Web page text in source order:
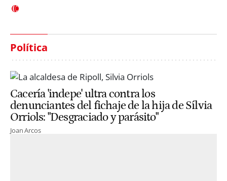
Política
Cacería 'indepe' ultra contra los
denunciantes del fichaje de la hija de Sílvia
Orriols: "Desgraciado y parásito"
Joan Arcos